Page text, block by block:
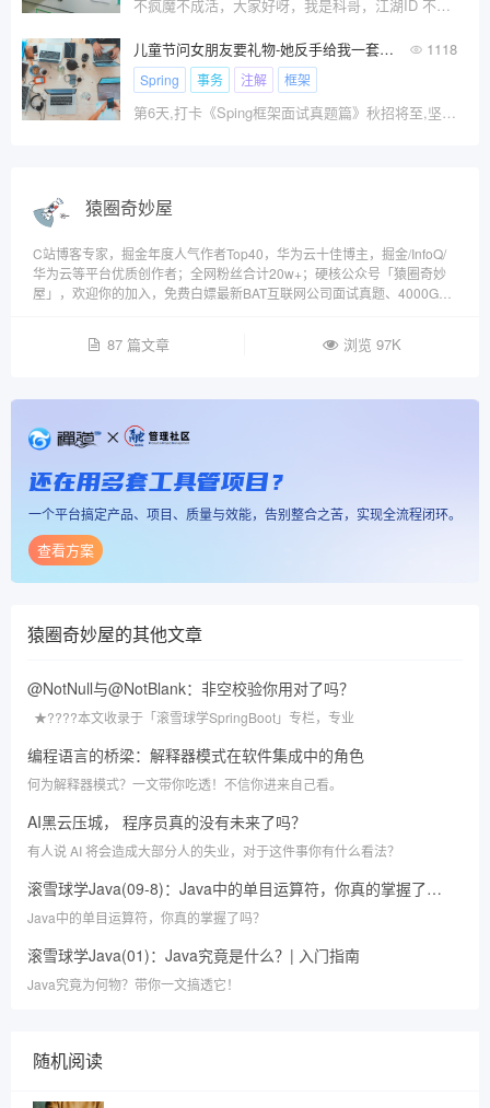
不疯魔不成活，大家好呀，我是科哥，江湖ID 不码不疯魔 小王面试某互联网公司高级开发岗位，介绍项目的时候，
儿童节问女朋友要礼物-她反手给我一套Spring框架面试真题! 1118
Spring 事务 注解 框架
第6天,打卡《Sping框架面试真题篇》秋招将至,坚持每日学习、打卡、冲向大厂！！\x0a\x0a祝大家儿童节快乐、如果看完文章能够给你带来一些欢乐、一些收获、那就是我送给你儿童节最好的礼物。
猿圈奇妙屋
C站博客专家，掘金年度人气作者Top40，华为云十佳博主，掘金/InfoQ/
华为云等平台优质创作者；全网粉丝合计20w+；硬核公众号「猿圈奇妙
屋」，欢迎你的加入，免费白嫖最新BAT互联网公司面试真题、4000G电
87 篇文章 浏览 97K
还在用多套工具管项目？
一个平台搞定产品、项目、质量与效能，告别整合之苦，实现全流程闭环。
查看方案
猿圈奇妙屋的其他文章
@NotNull与@NotBlank：非空校验你用对了吗？
★????本文收录于「滚雪球学SpringBoot」专栏，专业
编程语言的桥梁：解释器模式在软件集成中的角色
何为解释器模式？一文带你吃透！不信你进来自己看。
AI黑云压城， 程序员真的没有未来了吗？
有人说 AI 将会造成大部分人的失业，对于这件事你有什么看法？
滚雪球学Java(09-8)：Java中的单目运算符，你真的掌握了吗？
Java中的单目运算符，你真的掌握了吗？
滚雪球学Java(01)：Java究竟是什么？| 入门指南
Java究竟为何物？带你一文搞透它！
随机阅读